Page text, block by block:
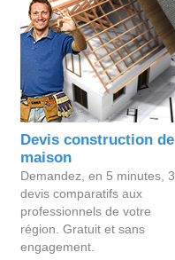
Devis construction de
maison
Demandez, en 5 minutes, 3
devis comparatifs aux
professionnels de votre
région. Gratuit et sans
engagement.